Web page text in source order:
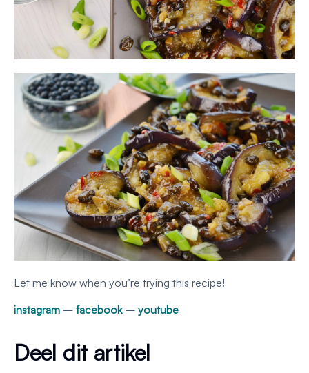
Let me know when you’re trying this recipe!
instagram – facebook– youtube
Deel dit artikel